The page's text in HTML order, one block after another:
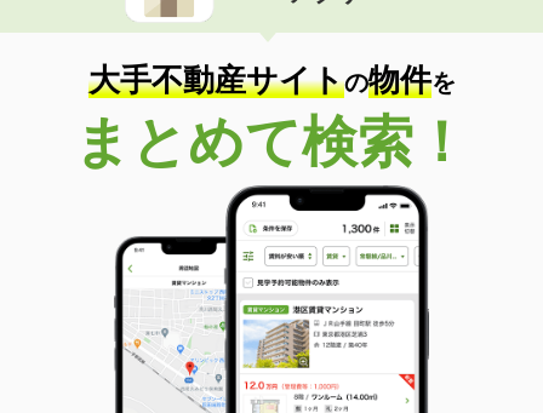
大手不動産サイトの物件を
まとめて検索！